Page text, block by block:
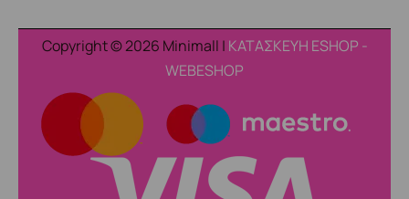
Copyright © 2026 Minimall | ΚΑΤΑΣΚΕΥΗ ESHOP -
WEBESHOP